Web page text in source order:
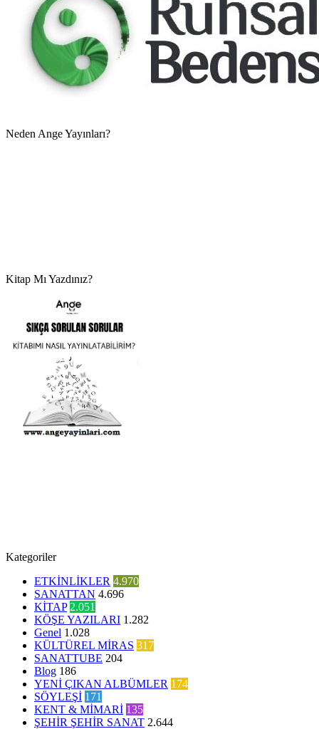
Neden Ange Yayınları?
Kitap Mı Yazdınız?
Kategoriler
ETKİNLİKLER 4.970
SANATTAN 4.696
KİTAP 2.051
KÖŞE YAZILARI 1.282
Genel 1.028
KÜLTÜREL MİRAS 317
SANATTUBE 204
Blog 186
YENİ ÇIKAN ALBÜMLER 174
SÖYLEŞİ 171
KENT & MİMARİ 135
ŞEHİR ŞEHİR SANAT 2.644